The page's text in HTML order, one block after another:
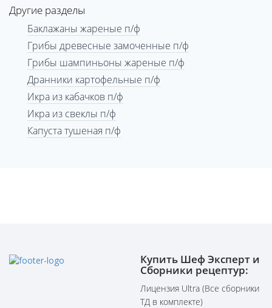
Другие разделы
Баклажаны жареные п/ф
Грибы древесные замоченные п/ф
Грибы шампиньоны жареные п/ф
Дранники картофельные п/ф
Икра из кабачков п/ф
Икра из свеклы п/ф
Капуста тушеная п/ф
Купить Шеф Эксперт и
Сборники рецептур:
Лицензия Ultra (Все сборники
ТД в комплекте)